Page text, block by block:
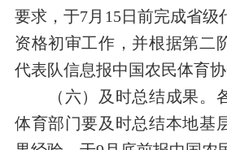
要求，于7月15日前完成省级
资格初审工作，并根据第二
代表队信息报中国农民体育
（六） 及时总结成果。
体育部门要及时总结本地基